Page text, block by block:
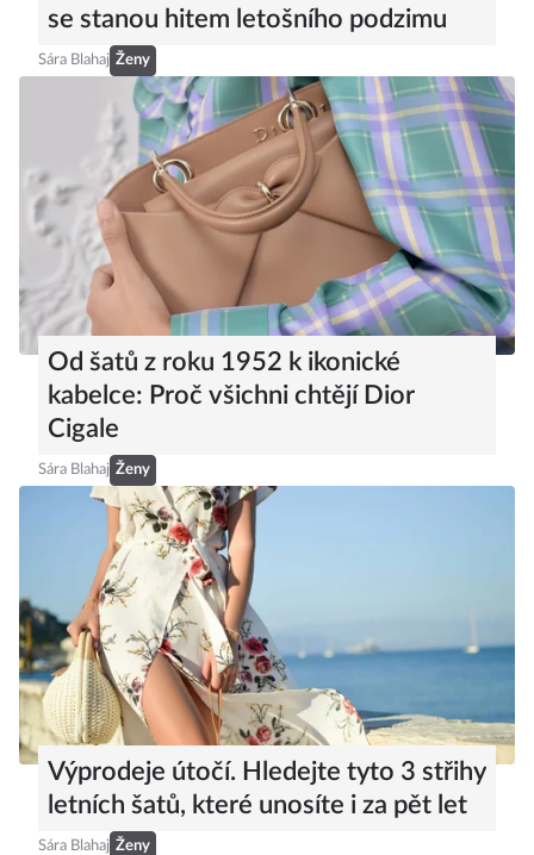
se stanou hitem letošního podzimu
Sára Blahaj Ženy
Od šatů z roku 1952 k ikonické
kabelce: Proč všichni chtějí Dior
Cigale
Sára Blahaj Ženy
Výprodeje útočí. Hledejte tyto 3 střihy
letních šatů, které unosíte i za pět let
Sára Blahaj Ženy